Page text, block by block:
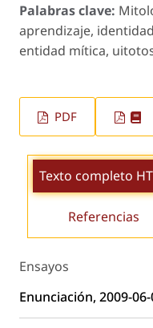
Palabras clave:
aprendizaje,
entidad mítica,
PDF
Texto completo
Referencias
Ensayos
Enunciación, 2009-